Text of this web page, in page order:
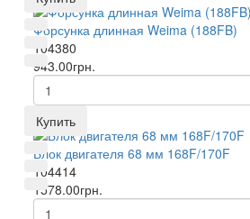
Форсунка длинная Weima (188FB)
104380
943.00грн.
Купить
Блок двигателя 68 мм 168F/170F
104414
1578.00грн.